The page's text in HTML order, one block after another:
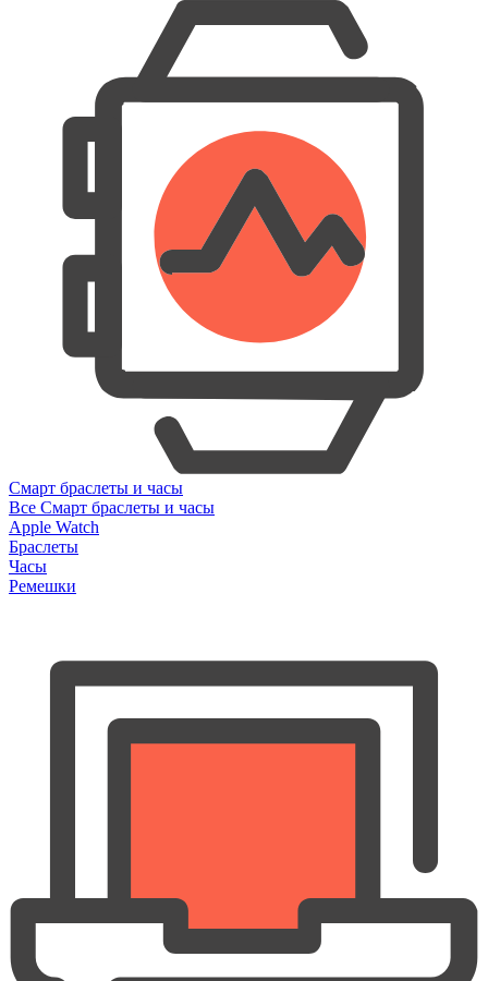
Смарт браслеты и часы
Все Смарт браслеты и часы
Apple Watch
Браслеты
Часы
Ремешки